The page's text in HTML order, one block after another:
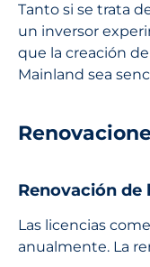
Tanto si se trata
un inversor
que la creación
Mainland sea
Renovación de
Las licencias
anualmente. La